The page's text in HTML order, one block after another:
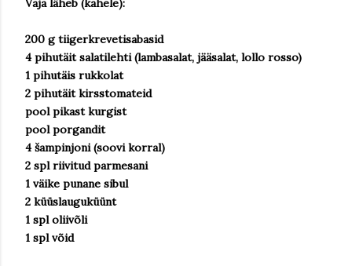
Vaja läheb (kahele):
200 g tiigerkrevetisabasid
4 pihutäit salatilehti (lambasalat, jääsalat, lollo rosso)
1 pihutäis rukkolat
2 pihutäit kirsstomateid
pool pikast kurgist
pool porgandit
4 šampinjoni (soovi korral)
2 spl riivitud parmesani
1 väike punane sibul
2 küüslauguküünt
1 spl oliivõli
1 spl võid